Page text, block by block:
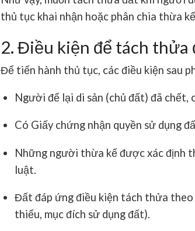
thủ tục khai nhận hoặc phân chia thừa kế
2. Điều kiện để tách thửa
Để tiến hành thủ tục, các điều kiện sau
Người để lại di sản (chủ đất) đã chết,
Có Giấy chứng nhận quyền sử dụng
Những người thừa kế được xác định
luật.
Đất đáp ứng điều kiện tách thửa
thiểu, mục đích sử dụng đất).